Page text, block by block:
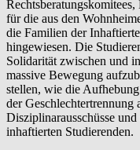
für die aus den
die Familien der
hingewiesen. Die
Solidarität zwischen und
massive Bewegung
stellen, wie die
der
Disziplinarausschüsse
inhaftierten Studierenden.